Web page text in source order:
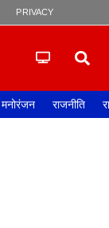
PRIVACY POLICY
मनोरंजन राजनीति